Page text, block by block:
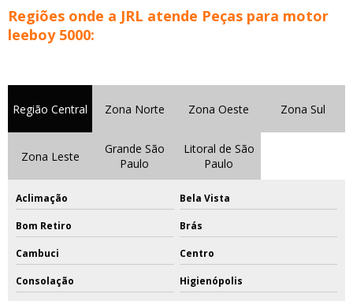
Regiões onde a JRL atende Peças para motor
leeboy 5000:
Região Central Zona Norte Zona Oeste Zona Sul
Zona Leste
Grande São
Paulo
Litoral de São
Paulo
Aclimação Bela Vista
Bom Retiro Brás
Cambuci Centro
Consolação Higienópolis